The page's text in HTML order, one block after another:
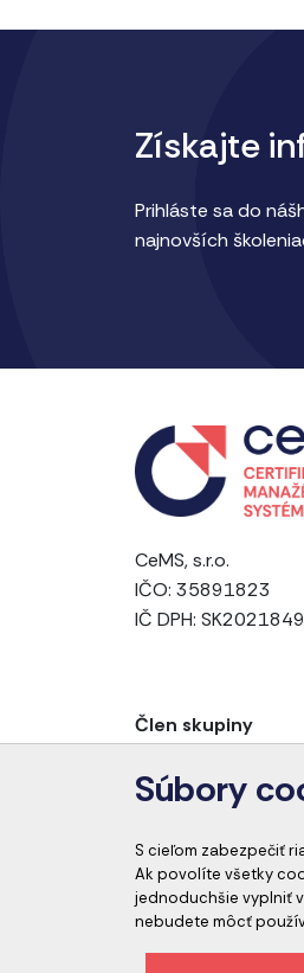
Získajte
Prihláste sa do
najnovších
CeMS, s.r.o.
IČO: 35891823
IČ DPH:
Člen skupiny
Etický kódex
Súbory
S cieľom zabezpečiť
Ak povolíte všetky
jednoduchšie vyplniť
nebudete môcť